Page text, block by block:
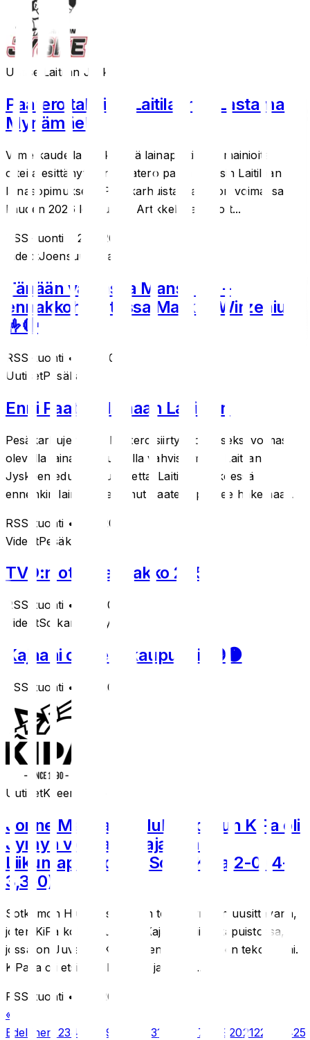
Uutiset Laitilan Jyske
Paatero takaisin Laitilaan ja Lastama
Mynämäelle
Viime kaudella Jyskeessä lainapestillään mainioita
otteita esittänyt Enni Paatero palaa takaisin Laitilaan
lainasopimuksella Pesäkarhuista. Laina on voimassa
kauden 2026 loppuun... Artikkeli Paatero t...
RSS-tuonti • 22.5.2026
VideotJoensuun Maila
Tänään vastassa Manse PP –
ennakkohaastossa Markus Wirzenius
🤟🔴
RSS-tuonti • 22.5.2026
UutisetPesäkarhut
Enni Paatero lainaan Laitilaan
Pesäkarhujen Enni Paatero siirtyy toistaiseksi voimassa
olevalla lainasopimuksella vahvistamaan Laitilan
Jyskeen edustusjoukkuetta. Laitilan Jyskeessä
ennenkin lainalla pelannut Paatero pääsee hakemaa...
RSS-tuonti • 22.5.2026
VideotPesäkarhut
TVO:n otteluennakko 21.5.
RSS-tuonti • 21.5.2026
VideotSotkamon Jymy
Kajaani on pesiskaupunki! 🟣🟠
RSS-tuonti • 21.5.2026
UutisetKiteen Pallo
Jonne Matikainen lukkaroi kun KiPa oli
Jymyn vieraana Kajaanin
Liikuntapuistossa. SoJy-KiPa 2-0 (4-
3,3-0)
Sotkamon Hiukan stadionin tekonurmi on uusittavana,
joten KiPa kohtasi Jymyn Kajaanin liikuntapuistossa,
jossa on Juvan ja Kempeleen lisäksi sininen tekonurmi.
KiPalla oli etsikkoaikansa 1. jaksolla,...
RSS-tuonti • 21.5.2026
«
Edellinen 234 9 1314 17 19 202122 2425